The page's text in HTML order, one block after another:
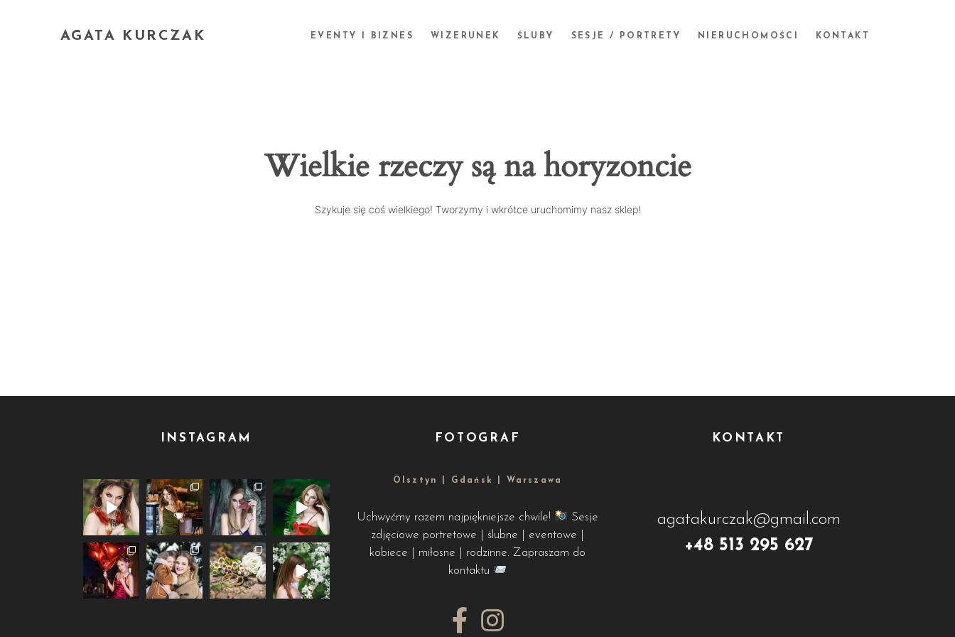
AGATA KURCZAK EVENTY I BIZNES WIZERUNEK ŚLUBY SESJE / PORTRETY NIERUCHOMOŚCI KONTAKT
Wielkie rzeczy są na horyzoncie
Szykuje się coś wielkiego! Tworzymy i wkrótce uruchomimy nasz sklep!
INSTAGRAM FOTOGRAF
Olsztyn | Gdańsk | Warszawa
Uchwyćmy razem najpiękniejsze chwile!
Sesje
zdjęciowe portretowe | ślubne | eventowe |
kobiece | miłosne | rodzinne. Zapraszam do
kontaktu
KONTAKT
agatakurczak@gmail.com
+48 513 295 627